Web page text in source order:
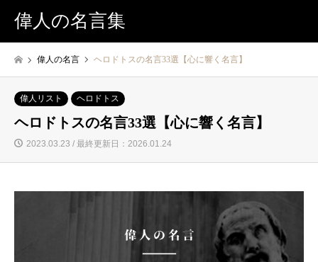
偉人の名言集
偉人の名言 ヘロドトスの名言33選【心に響く名言】
偉人リスト ヘロドトス
ヘロドトスの名言33選【心に響く名言】
2023.03.23 / 最終更新日：2026.01.24